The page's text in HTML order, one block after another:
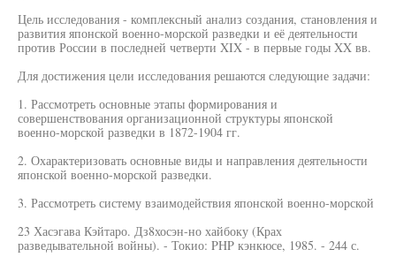
Цель исследования - комплексный анализ создания, становления и
развития японской военно-морской разведки и её деятельности
против России в последней четверти XIX - в первые годы XX вв.
Для достижения цели исследования решаются следующие задачи:
1. Рассмотреть основные этапы формирования и
совершенствования организационной структуры японской
военно-морской разведки в 1872-1904 гг.
2. Охарактеризовать основные виды и направления деятельности
японской военно-морской разведки.
3. Рассмотреть систему взаимодействия японской военно-морской
23 Хасэгава Кэйтаро. Дз8хосэн-но хайбоку (Крах
разведывательной войны). - Токио: PHP кэнкюсе, 1985. - 244 с.